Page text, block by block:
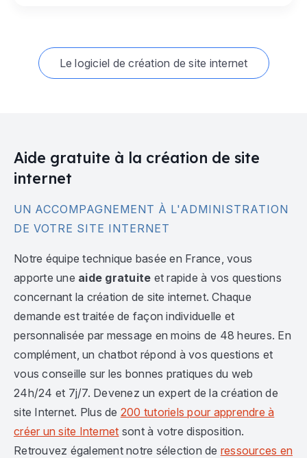
Le logiciel de création de site internet
Aide gratuite à la création de site
internet
UN ACCOMPAGNEMENT À L'ADMINISTRATION
DE VOTRE SITE INTERNET
Notre équipe technique basée en France, vous
apporte une aide gratuite et rapide à vos questions
concernant la création de site internet. Chaque
demande est traitée de façon individuelle et
personnalisée par message en moins de 48 heures. En
complément, un chatbot répond à vos questions et
vous conseille sur les bonnes pratiques du web
24h/24 et 7j/7. Devenez un expert de la création de
site Internet. Plus de 200 tutoriels pour apprendre à
créer un site Internet sont à votre disposition.
Retrouvez également notre sélection de ressources en